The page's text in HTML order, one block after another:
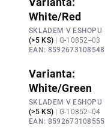
White/Red
SKLADEM V ESHOPU
(>5 KS) | G-10852--03
EAN: 8592673108548
Varianta:
White/Green
SKLADEM V ESHOPU
(>5 KS) | G-10852--04
EAN: 8592673108555